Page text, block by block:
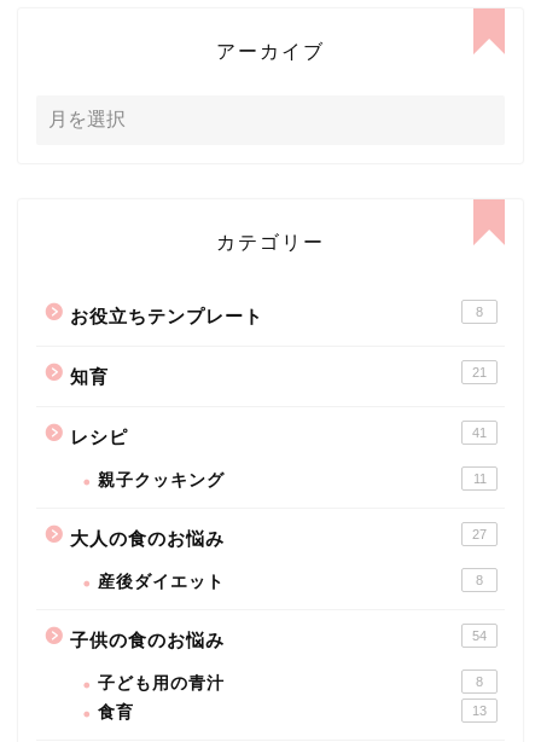
アーカイブ
カテゴリー
お役立ちテンプレート 8
知育 21
レシピ 41
親子クッキング 11
大人の食のお悩み 27
産後ダイエット 8
子供の食のお悩み 54
子ども用の青汁 8
食育 13